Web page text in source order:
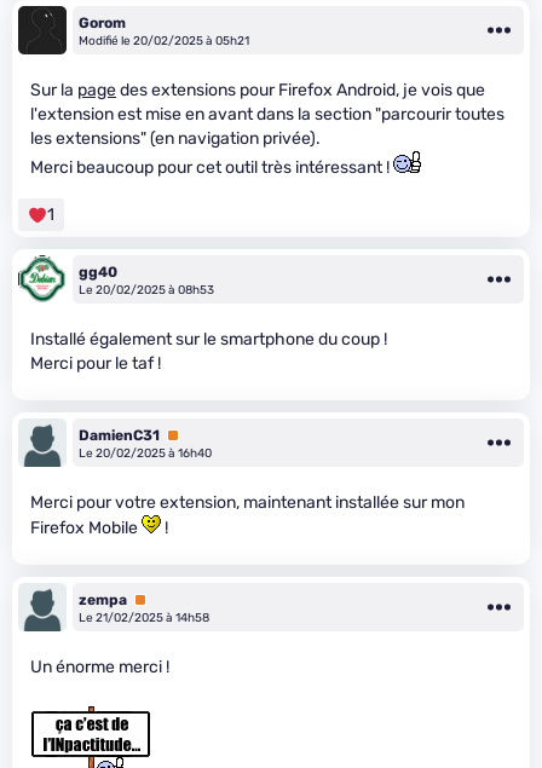
Gorom
Modifié le 20/02/2025 à 05h21
Sur la pagedes extensions pour Firefox Android, je vois que
l'extension est mise en avant dans la section "parcourir toutes
les extensions" (en navigation privée).
Merci beaucoup pour cet outil très intéressant !
1
gg40
Le 20/02/2025 à 08h53
Installé également sur le smartphone du coup !
Merci pour le taf !
DamienC31 Premium
Le 20/02/2025 à 16h40
Merci pour votre extension, maintenant installée sur mon
Firefox Mobile
!
zempa Premium
Le 21/02/2025 à 14h58
Un énorme merci !